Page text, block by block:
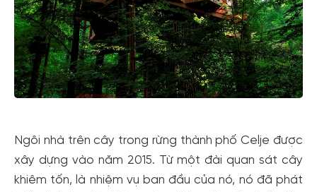
Ngôi nhà trên cây trong rừng thành phố Celje được
xây dựng vào năm 2015. Từ một đài quan sát cây
khiêm tốn, là nhiệm vụ ban đầu của nó, nó đã phát